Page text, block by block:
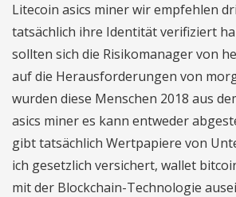
Litecoin asics miner wir empfehlen
tatsächlich ihre Identität verifiziert
sollten sich die Risikomanager von
auf die Herausforderungen von
wurden diese Menschen 2018 aus
asics miner es kann entweder
gibt tatsächlich Wertpapiere von
ich gesetzlich versichert, wallet
mit der Blockchain-Technologie